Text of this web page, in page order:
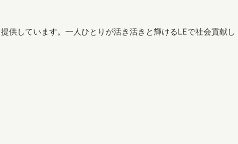
供しています。一人ひとりが活き活きと輝けるLEで社会貢献し